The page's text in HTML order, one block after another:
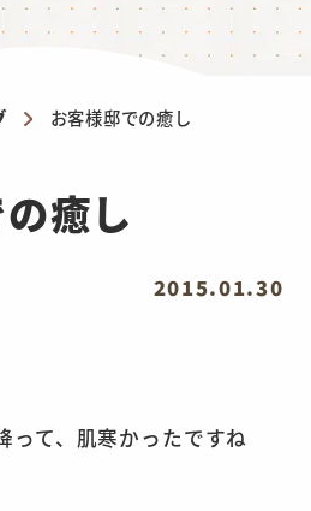
お客様邸での癒し
癒し
2015.01.30
って、肌寒かったですね